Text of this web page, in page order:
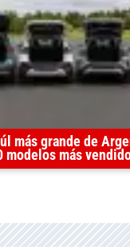
más grande de
modelos más